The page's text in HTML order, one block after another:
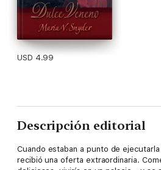
USD 4.99
Descripción editorial
Cuando estaban a punto de
recibió una oferta extraordinaria.